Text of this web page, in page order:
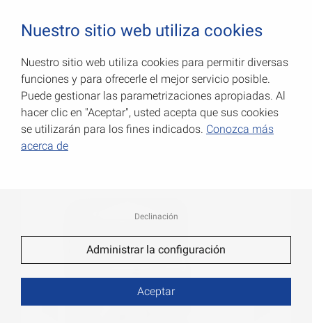
Distanciadores
Número de art.: 098012000
Nuestro sitio web utiliza cookies
Nuestro sitio web utiliza cookies para permitir diversas
funciones y para ofrecerle el mejor servicio posible.
Puede gestionar las parametrizaciones apropiadas. Al
hacer clic en "Aceptar", usted acepta que sus cookies
se utilizarán para los fines indicados. Conozca más
acerca de
Declinación
Administrar la configuración
Aceptar